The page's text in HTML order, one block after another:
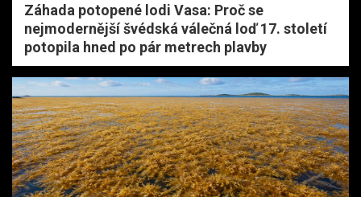
Záhada potopené lodi Vasa: Proč se
nejmodernější švédská válečná loď 17. století
potopila hned po pár metrech plavby